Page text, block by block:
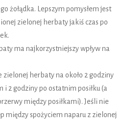
żołądka. Lepszym pomysłem jest
zielonej herbaty jakiś czas po
ma najkorzystniejszy wpływ na
zielonej herbaty na około 2 godziny
i 2 godziny po ostatnim posiłku (a
między posiłkami). Jeśli nie
między spożyciem naparu z zielonej